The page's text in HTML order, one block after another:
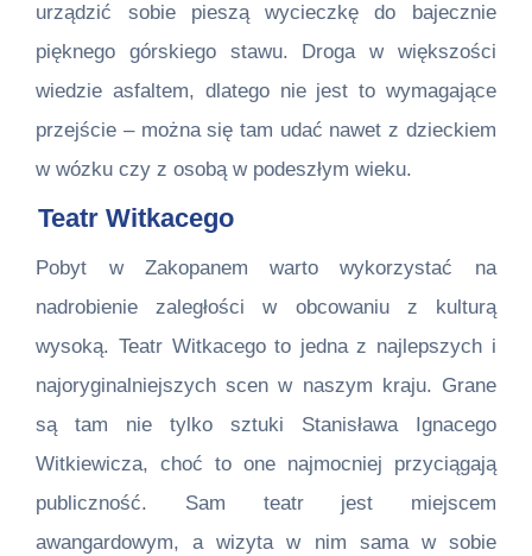
urządzić sobie pieszą wycieczkę do bajecznie
pięknego górskiego stawu. Droga w większości
wiedzie asfaltem, dlatego nie jest to wymagające
przejście – można się tam udać nawet z dzieckiem
w wózku czy z osobą w podeszłym wieku.
Teatr Witkacego
Pobyt w Zakopanem warto wykorzystać na
nadrobienie zaległości w obcowaniu z kulturą
wysoką. Teatr Witkacego to jedna z najlepszych i
najoryginalniejszych scen w naszym kraju. Grane
są tam nie tylko sztuki Stanisława Ignacego
Witkiewicza, choć to one najmocniej przyciągają
publiczność. Sam teatr jest miejscem
awangardowym, a wizyta w nim sama w sobie